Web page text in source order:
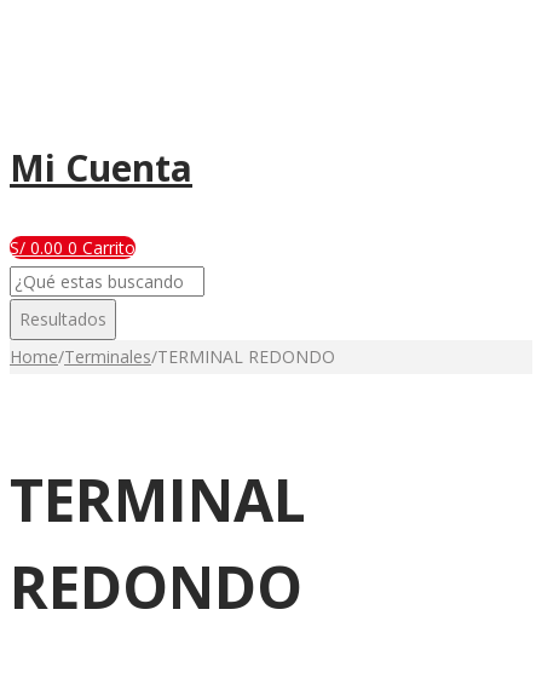
Mi Cuenta
S/ 0.00 0 Carrito
Search
Resultados
Home/Terminales/TERMINAL REDONDO
TERMINAL
REDONDO